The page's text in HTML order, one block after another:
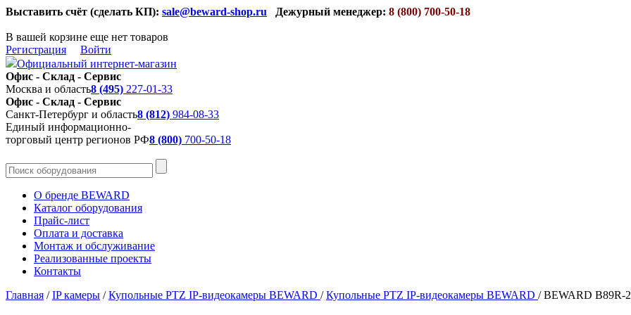
Выставить счёт (сделать КП): sale@beward-shop.ru Дежурный менеджер: 8 (800) 700-50-18
В вашей корзине еще нет товаров
Регистрация
Войти
Официальный интернет-магазин
Офис - Склад - Сервис
Москва и область8 (495) 227-01-33
Офис - Склад - Сервис
Санкт-Петербург и область8 (812) 984-08-33
Единый информационно-
торговый центр регионов РФ8 (800) 700-50-18
О бренде BEWARD
Каталог оборудования
Прайс-лист
Оплата и доставка
Монтаж и обслуживание
Реализованные проекты
Контакты
Главная /IP камеры /Купольные PTZ IP-видеокамеры BEWARD /Купольные PTZ IP-видеокамеры BEWARD /BEWARD B89R-